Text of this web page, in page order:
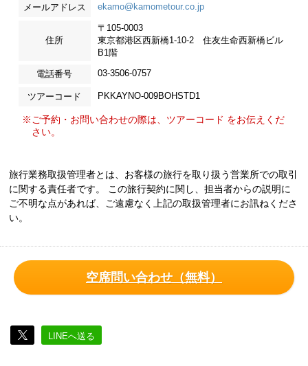
メールアドレス ekamo@kamometour.co.jp
住所
〒105-0003
東京都港区西新橋1-10-2 住友生命西新橋ビル
B1階
電話番号 03-3506-0757
ツアーコード PKKAYNO-009BOHSTD1
※ご予約・お問い合わせの際は、ツアーコード をお伝えくだ
さい。
旅行業務取扱管理者とは、お客様の旅行を取り扱う営業所での取引
に関する責任者です。 この旅行契約に関し、担当者からの説明に
ご不明な点があれば、ご遠慮なく上記の取扱管理者にお訊ねくださ
い。
空席問い合わせ（無料）
LINEへ送る